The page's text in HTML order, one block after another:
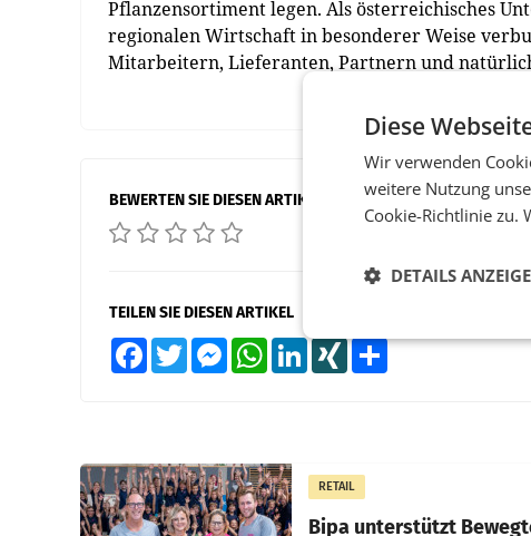
Pflanzensortiment legen. Als österreichisches
regionalen Wirtschaft in besonderer Weise
Mitarbeitern, Lieferanten, Partnern und
BEWERTEN SIE DIESEN ARTIKEL
TEILEN SIE DIESEN ARTIKEL
FacebookTwitter MessengerWhatsAppLinkedInXING Teilen
RETAIL
Bipa unterstützt
Diese
Wir verwenden
weitere Nutzung
Cookie-Richtlinie zu.
DETAILS